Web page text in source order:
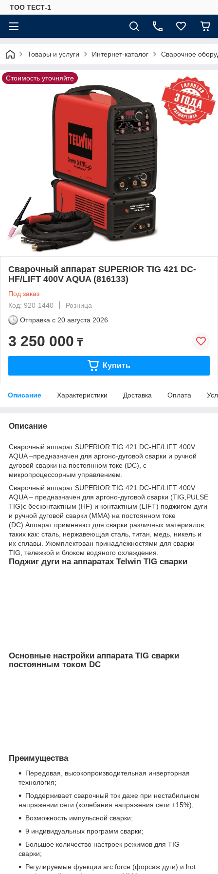
ТОО ТЕСТ-1
Товары и услуги Интернет-каталог Сварочное
Стоимость уточняйте
Сварочный аппарат SUPERIOR TIG 421 DC-
HF/LIFT 400V AQUA (816133)
Под заказ
Код: 920-1440
Розница
Отправка с 20 августа 2026
3 250 000 ₸
Купить
Описание Характеристики Доставка Оплата
Описание
Сварочный аппарат SUPERIOR TIG 421 DC-HF/LIFT 400V
AQUA –предназначен для аргоно-дуговой сварки и ручной
дуговой сварки на постоянном токе (DC), с
микропроцессорным управлением.
Сварочный аппарат SUPERIOR TIG 421 DC-HF/LIFT 400V
AQUA – предназначен для аргоно-дуговой сварки (TIG,PULSE
TIG)с бесконтактным (HF) и контактным (LIFT) поджигом дуги
и ручной дуговой сварки (ММА) на постоянном токе
(DС).Аппарат применяют для сварки различных материалов,
таких как: сталь, нержавеющая сталь, титан, медь, никель и
их сплавы. Укомплектован принадлежностями для сварки
TIG, тележкой и блоком водяного охлаждения.
Поджиг дуги на аппаратах Telwin TIG сварки
Основные настройки аппарата TIG сварки
постоянным током DC
Преимущества
Передовая, высокопроизводительная инверторная
технология;
Поддерживает сварочный ток даже при нестабильном
напряжении сети (колебания напряжения сети ±15%);
Возможность импульсной сварки;
9 индивидуальных программ сварки;
Большое количество настроек режимов для TIG
сварки;
Регулируемые функции arc force (форсаж дуги) и hot